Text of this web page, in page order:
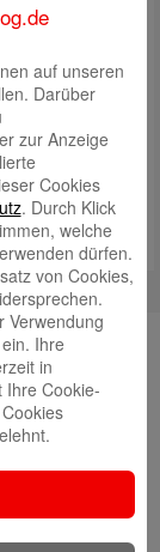
Dienstrad-
an ADFC
Wir setzen auf
bieten bereits
– im Rahmen der
zwischen der
– unseren
an. DieMehr
auf unseren
Darüber
zur Anzeige
Cookies
. Durch Klick
welche
dürfen.
von Cookies,
Verwendung
Ihre
in
Ihre Cookie-